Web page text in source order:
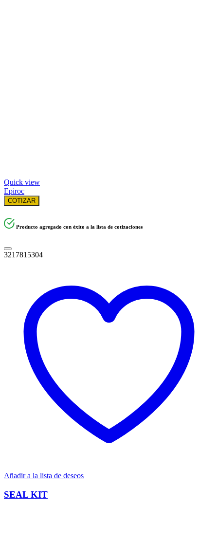
Quick view
Epiroc
COTIZAR
Producto agregado con éxito a la lista de cotizaciones
3217815304
Añadir a la lista de deseos
SEAL KIT